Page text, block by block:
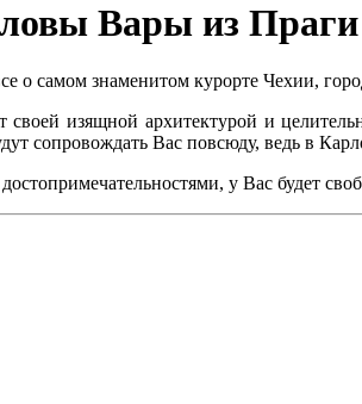
Вары из Праги
самом знаменитом курорте Чехии,
своей изящной архитектурой и
сопровождать Вас повсюду, ведь в
у Вас будет